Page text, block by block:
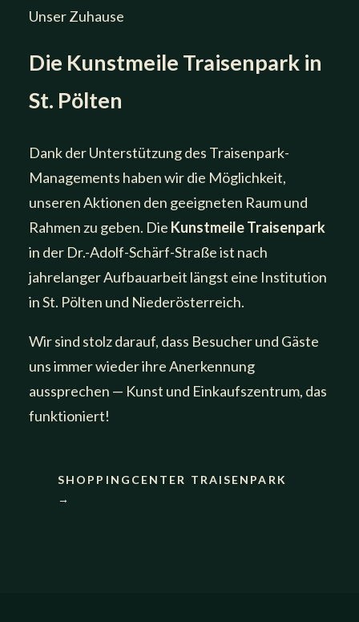
Unser Zuhause
Die Kunstmeile Traisenpark in
St. Pölten
Dank der Unterstützung des Traisenpark-
Managements haben wir die Möglichkeit,
unseren Aktionen den geeigneten Raum und
Rahmen zu geben. Die Kunstmeile Traisenpark
in der Dr.-Adolf-Schärf-Straße ist nach
jahrelanger Aufbauarbeit längst eine Institution
in St. Pölten und Niederösterreich.
Wir sind stolz darauf, dass Besucher und Gäste
uns immer wieder ihre Anerkennung
aussprechen — Kunst und Einkaufszentrum, das
funktioniert!
SHOPPINGCENTER TRAISENPARK
→